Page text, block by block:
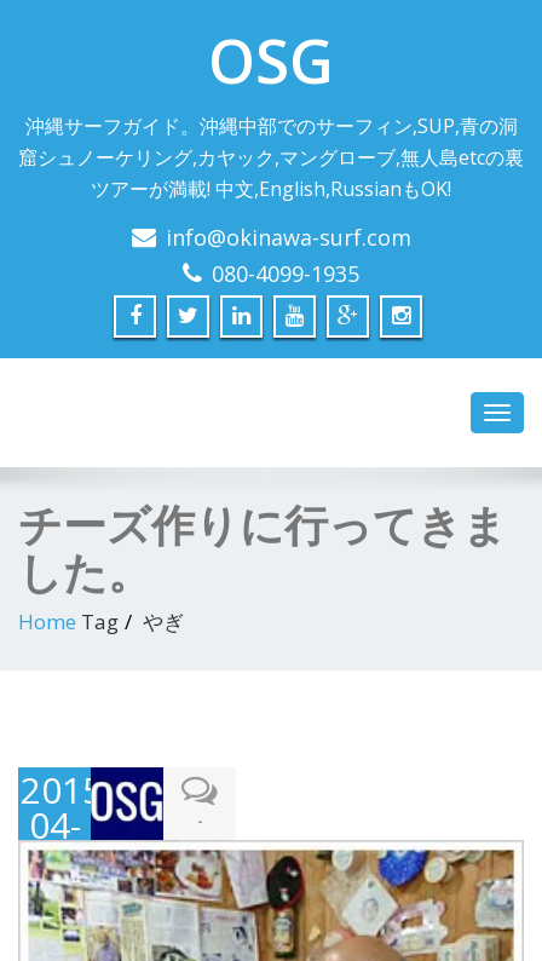
OSG
沖縄サーフガイド。沖縄中部でのサーフィン,SUP,青の洞
窟シュノーケリング,カヤック,マングローブ,無人島etcの裏
ツアーが満載! 中文,English,RussianもOK!
info@okinawa-surf.com
080-4099-1935
チーズ作りに行ってきま
した。
Home Tag やぎ
2015-
04-
10
-